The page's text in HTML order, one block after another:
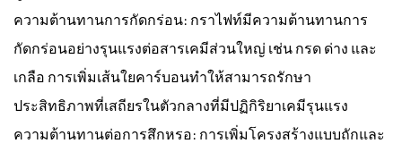
ความต้านทานการกัดกร่อน: กราไฟท์มีความต้านทานการ
กัดกร่อนอย่างรุนแรงต่อสารเคมีส่วนใหญ่ เช่น กรด ด่าง และ
เกลือ การเพิ่มเส้นใยคาร์บอนทำให้สามารถรักษา
ประสิทธิภาพที่เสถียรในตัวกลางที่มีปฏิกิริยาเคมีรุนแรง
ความต้านทานต่อการสึกหรอ: การเพิ่มโครงสร้างแบบถักและ